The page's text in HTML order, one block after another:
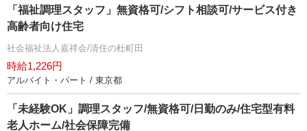
「福祉調理スタッフ」無資格可/シフト相談可/サービス付き
高齢者向け住宅
社会福祉法人嘉祥会/清住の杜町田
時給1,226円
アルバイト・パート / 東京都
「未経験OK」調理スタッフ/無資格可/日勤のみ/住宅型有料
老人ホーム/社会保障完備